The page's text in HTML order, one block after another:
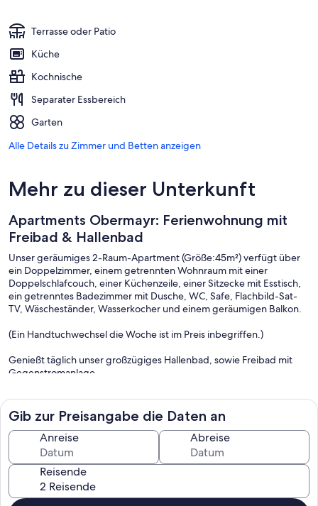
Terrasse oder Patio
Küche
Kochnische
Separater Essbereich
Garten
Alle Details zu Zimmer und Betten anzeigen
Mehr zu dieser Unterkunft
Apartments Obermayr: Ferienwohnung mit
Freibad & Hallenbad
Unser geräumiges 2-Raum-Apartment (Größe:45m²) verfügt über
ein Doppelzimmer, einem getrennten Wohnraum mit einer
Doppelschlafcouch, einer Küchenzeile, einer Sitzecke mit Esstisch,
ein getrenntes Badezimmer mit Dusche, WC, Safe, Flachbild-Sat-
TV, Wäscheständer, Wasserkocher und einem geräumigen Balkon.
(Ein Handtuchwechsel die Woche ist im Preis inbegriffen.)
Genießt täglich unser großzügiges Hallenbad, sowie Freibad mit
Gegenstromanlage.
Die Unterkunft bietet eine Tiefgarage sowie kostenlose
Privatparkplätze. Unser Park und die idyllische Liegewiese sowie ein
Tischtennis-, Tischfußball- und ein Billardraum ergänzen unser
Angebot für Sie.
Wir sind der ideale Ausgangspunkt für Ausflüge zu den vielen
Sehenswürdigkeiten Südtirols, die umliegende Bergwelt, sowie für
viele sportliche Aktivitäten wie Wandern, Biken, Golfen, gemütliche
Spaziergänge und vieles mehr.
Gib zur Preisangabe die Daten an
Anreise Abreise
Reisende